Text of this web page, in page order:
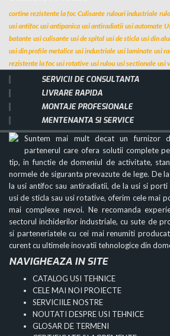
cortine rezistente la foc Culisante rulouri industriale
usi antifoc usi antipanica usi antiradiatii usi automate
batante usi culisante usi de spital usi de sticla usi din
usi din profile metalice usi industriale usi laminate usi
rezistente la foc usi rotative usi rulou usi sectionale usi
SERVICII DE CONSULTANTA
LIVRARE RAPIDA
MONTAJE PROFESIONALE
MENTENANTA SI SERVICE
Suntem mai mult decat un furnizor
partenerul care ofera solutii complete
tip, in functie de domeniul de activitate,
normele de siguranta prevazute de lege. De
la usi antifoc sau antiradiatii, de la usi si
usi de sticla sau usi rotative, oferim cele mai
mai complexe nevoi. Ne recomanda
sectorul inchiderilor industriale, cu sute de
si parteneriatele cu cei mai renumiti
curent cu ultimele inovatii tehnologice din
NAVIGHEAZA IN SITE
CATALOG USI TEHNICE
CELE MAI NOI PROIECTE
SERVICIILE NOSTRE
NOUTATI DESPRE USI TEHNICE
GLOSAR DE TERMENI